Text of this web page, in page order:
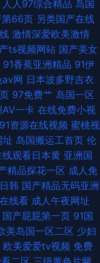
人人97综合精品 岛国
第66页 另类国产在线
激情深爱欧美激情
ts视频网站 国产美女
91香蕉亚洲精品 91伊
av网 日本波多野吉衣
97免费艹 岛国一区
AV一卡 在线免费小视
91资源在线视频 蜜桃视
址 岛国搬运工首页 伦
线观看日本黄 亚洲国
精品探花一区 成人免
韩 国产精品无码亚洲
线看 成人午夜网址
国产屁屁第一页 91国
美岛国一区二区 少妇
欧美爱爱tv视频 免费